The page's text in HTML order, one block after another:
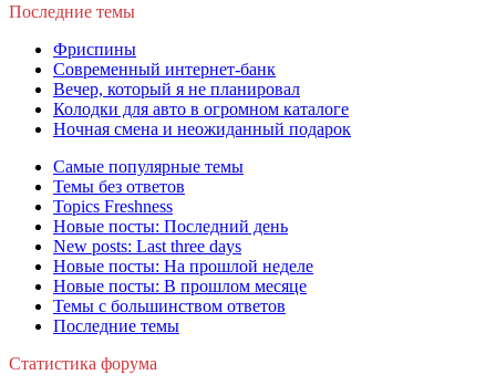
Последние темы
Фриспины
Современный интернет-банк
Вечер, который я не планировал
Колодки для авто в огромном каталоге
Ночная смена и неожиданный подарок
Самые популярные темы
Темы без ответов
Topics Freshness
Новые посты: Последний день
New posts: Last three days
Новые посты: На прошлой неделе
Новые посты: В прошлом месяце
Темы с большинством ответов
Последние темы
Статистика форума